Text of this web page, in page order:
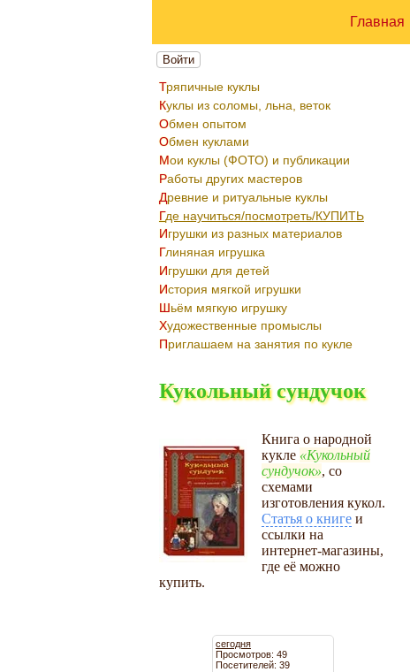
Главная
Войти
Тряпичные куклы
Куклы из соломы, льна, веток
Обмен опытом
Обмен куклами
Мои куклы (ФОТО) и публикации
Работы других мастеров
Древние и ритуальные куклы
Где научиться/посмотреть/КУПИТЬ
Игрушки из разных материалов
Глиняная игрушка
Игрушки для детей
История мягкой игрушки
Шьём мягкую игрушку
Художественные промыслы
Приглашаем на занятия по кукле
Кукольный сундучок
Книга о народной
кукле
Кукольный
сундучок , со
схемами
изготовления кукол.
Статья о книге и
ссылки на
интернет-магазины,
где её можно
купить.
сегодня
Просмотров: 49
Посетителей: 39